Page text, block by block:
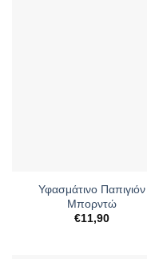
Υφασμάτινο Παπιγιόν
Μπορντώ
€11,90